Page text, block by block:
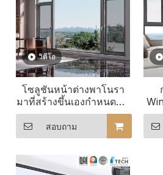
วิดีโอ
โซลูชันหน้าต่างพาโนรา
มาที่สร้างขึ้นเองกำหนดมุม
มองของคุณใหม่
สอบถาม
ส